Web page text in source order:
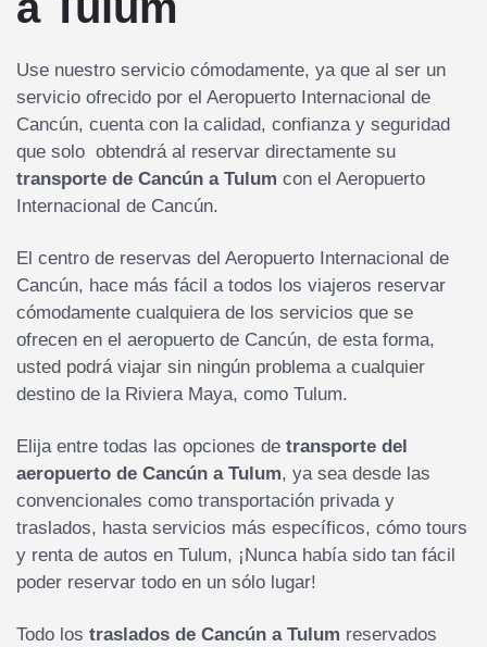
Use nuestro servicio cómodamente, ya que al ser un
servicio ofrecido por el Aeropuerto Internacional de
Cancún, cuenta con la calidad, confianza y seguridad
que solo obtendrá al reservar directamente su
transporte de Cancún a Tulum con el Aeropuerto
Internacional de Cancún.
El centro de reservas del Aeropuerto Internacional de
Cancún, hace más fácil a todos los viajeros reservar
cómodamente cualquiera de los servicios que se
ofrecen en el aeropuerto de Cancún, de esta forma,
usted podrá viajar sin ningún problema a cualquier
destino de la Riviera Maya, como Tulum.
Elija entre todas las opciones de transporte del
aeropuerto de Cancún a Tulum, ya sea desde las
convencionales como transportación privada y
traslados, hasta servicios más específicos, cómo tours
y renta de autos en Tulum, ¡Nunca había sido tan fácil
poder reservar todo en un sólo lugar!
Todo los traslados de Cancún a Tulum reservados